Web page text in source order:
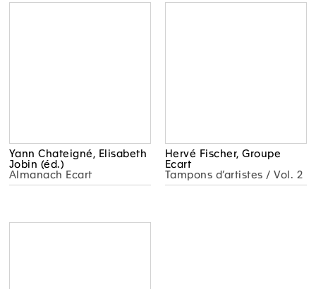
Yann Chateigné, Elisabeth
Jobin (éd.)
Almanach Ecart
Hervé Fischer, Groupe
Ecart
Tampons d’artistes / Vol. 2